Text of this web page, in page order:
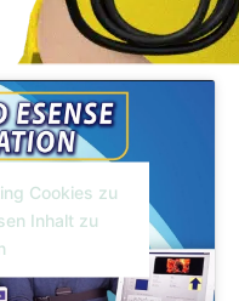
Cookies zu
Inhalt zu